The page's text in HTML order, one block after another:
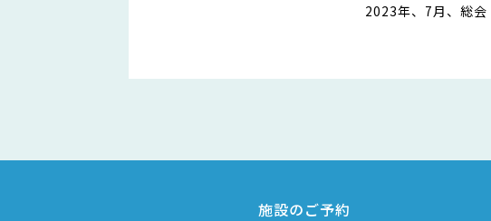
2023年、7月、総会
施設のご予約